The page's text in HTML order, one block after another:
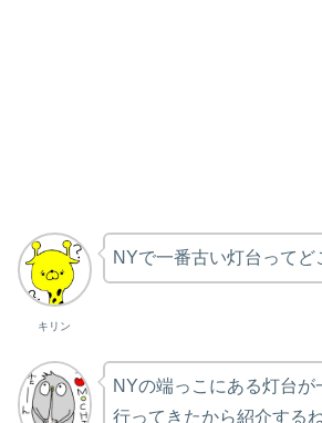
キリン
NYで一番古い灯台ってど
NYの端っこにある灯台が
行ってきたから紹介する